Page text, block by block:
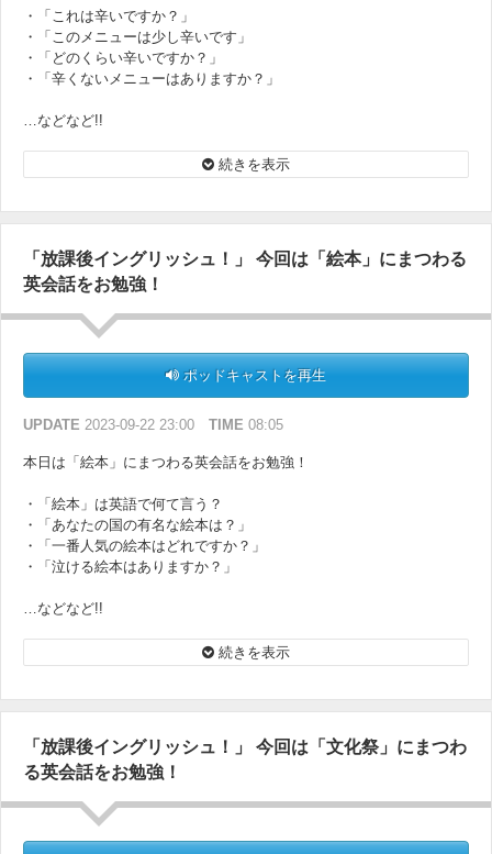
・「これは辛いですか？」
・「このメニューは少し辛いです」
・「どのくらい辛いですか？」
・「辛くないメニューはありますか？」
…などなど!!
※現在、＠小豆さんのお写真が入った「番組オリジナルステッカー」
をプレゼント中！
います。
ぜひ、隅々まで聞いて応募してみて下さい！
応募方法は、番組サイトの「メッセージフォーム」からキーワードの
書き込みをお願いします！
そして「ECC放課後イングリッシュ！」、この放送が最終回となりま
す…！
ここまで聴いてくださった皆さん、ありがとうございました！
続きを表示
「放課後イングリッシュ！」 今回は「絵本」にまつわる
英会話をお勉強！
ポッドキャストを再生
UPDATE 2023-09-22 23:00 TIME 08:05
本日は「絵本」にまつわる英会話をお勉強！
・「絵本」は英語で何て言う？
・「あなたの国の有名な絵本は？」
・「一番人気の絵本はどれですか？」
・「泣ける絵本はありますか？」
…などなど!!
※現在、＠小豆さんのお写真が入った「番組オリジナルステッカー」
をプレゼント中！
います。
ぜひ、隅々まで聞いて応募してみて下さい！
応募方法は、番組サイトの「メッセージフォーム」からキーワードの
書き込みをお願いします！
続きを表示
「放課後イングリッシュ！」 今回は「文化祭」にまつわ
る英会話をお勉強！